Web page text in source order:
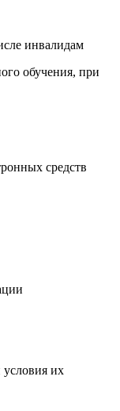
инвалидам
обучения, при
средств
их